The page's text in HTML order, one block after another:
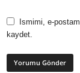
Ismimi, e-
kaydet.